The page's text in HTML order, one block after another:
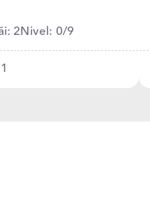
2 Nivel: 0/9